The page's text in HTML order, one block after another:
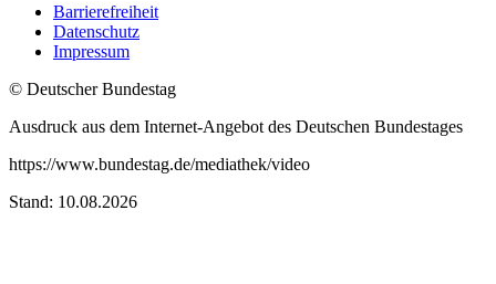
Barrierefreiheit
Datenschutz
Impressum
© Deutscher Bundestag
Ausdruck aus dem Internet-Angebot des Deutschen Bundestages
https://www.bundestag.de/mediathek/video
Stand: 10.08.2026